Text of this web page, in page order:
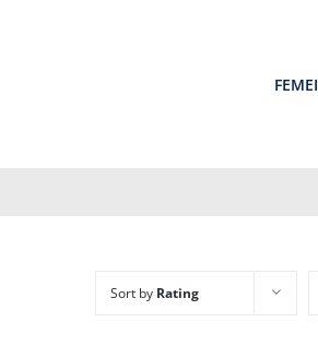
FEMEI
Sort by Rating